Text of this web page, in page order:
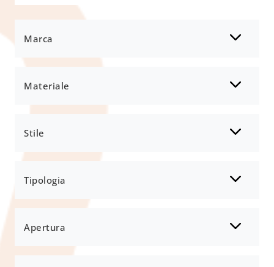
Marca
Materiale
Stile
Tipologia
Apertura